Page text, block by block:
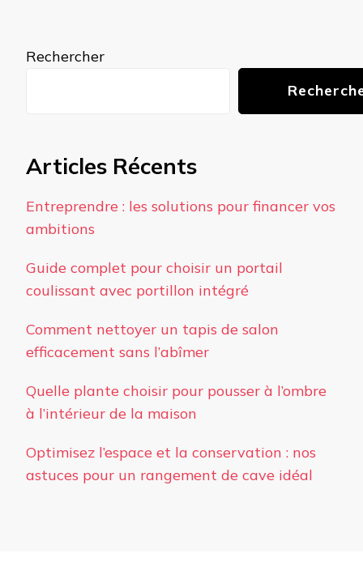
Rechercher
Articles Récents
Entreprendre : les solutions pour financer vos
ambitions
Guide complet pour choisir un portail
coulissant avec portillon intégré
Comment nettoyer un tapis de salon
efficacement sans l’abîmer
Quelle plante choisir pour pousser à l’ombre
à l’intérieur de la maison
Optimisez l’espace et la conservation : nos
astuces pour un rangement de cave idéal